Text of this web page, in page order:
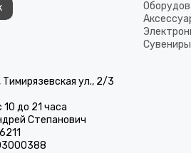
Тимирязевская ул., 2/3
до 21 часа
Степанович
Сувениры